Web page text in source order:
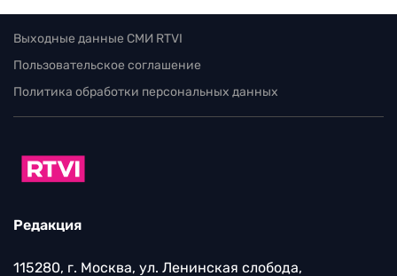
Выходные данные СМИ RTVI
Пользовательское соглашение
Политика обработки персональных данных
Редакция
115280, г. Москва, ул. Ленинская слобода,